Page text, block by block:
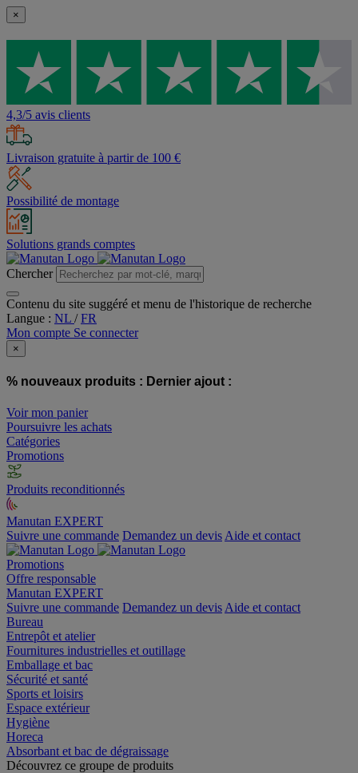
×
4,3/5 avis clients
Livraison gratuite à partir de 100 €
Possibilité de montage
Solutions grands comptes
Chercher
Contenu du site suggéré et menu de l'historique de recherche
Langue : NL /FR
Mon compte Se connecter
×
% nouveaux produits : Dernier ajout :
Voir mon panier
Poursuivre les achats
Catégories
Promotions
Produits reconditionnés
Manutan EXPERT
Suivre une commande Demandez un devis Aide et contact
Promotions
Offre responsable
Manutan EXPERT
Suivre une commande Demandez un devis Aide et contact
Bureau
Entrepôt et atelier
Fournitures industrielles et outillage
Emballage et bac
Sécurité et santé
Sports et loisirs
Espace extérieur
Hygiène
Horeca
Absorbant et bac de dégraissage
Découvrez ce groupe de produits